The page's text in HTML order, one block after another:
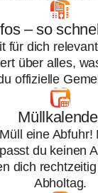
– so
für dich
über alles,
offizielle
eine Abfuhr!
du keinen
dich
Abholtag.